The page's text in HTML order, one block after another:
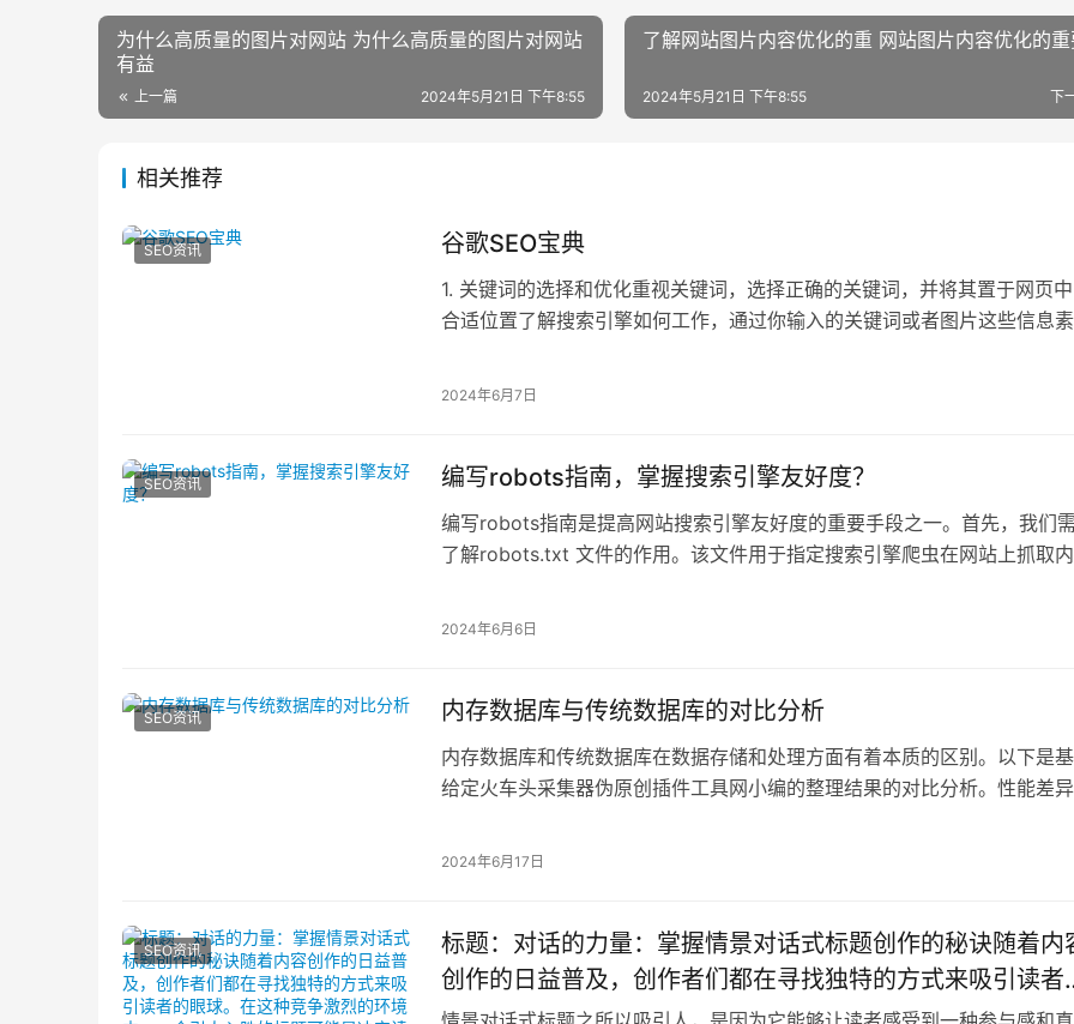
为什么高质量的图片对网站 为什么高质量的图片对网站
有益
上一篇 2024年5月21日 下午8:55
了解网站图片内容优化的重 网站图片内容优化的
下
2024年5月21日 下午8:55
相关推荐
SEO资讯 谷歌SEO宝典
1. 关键词的选择和优化重视关键词，选择正确的关键词，并将其置于网页
合适位置了解搜索引擎如何工作，通过你输入的关键词或者图片这些信息
2024年6月7日
SEO资讯 编写robots指南，掌握搜索引擎友好度？
编写robots指南是提高网站搜索引擎友好度的重要手段之一。首先，我们
了解robots.txt 文件的作用。该文件用于指定搜索引擎爬虫在网站上抓取
2024年6月6日
SEO资讯 内存数据库与传统数据库的对比分析
内存数据库和传统数据库在数据存储和处理方面有着本质的区别。以下是
给定火车头采集器伪原创插件工具网小编的整理结果的对比分析。性能差
2024年6月17日
SEO资讯
标题：对话的力量：掌握情景对话式标题创作的秘诀随着内
创作的日益普及，创作者们都在寻找独特的方式来吸引读者
眼球。在这种竞争激烈的环境中，一个引人入胜的标题可能